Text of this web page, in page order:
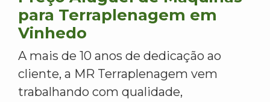
para Terraplenagem em
Vinhedo
A mais de 10 anos de dedicação ao
cliente, a MR Terraplenagem vem
trabalhando com qualidade,